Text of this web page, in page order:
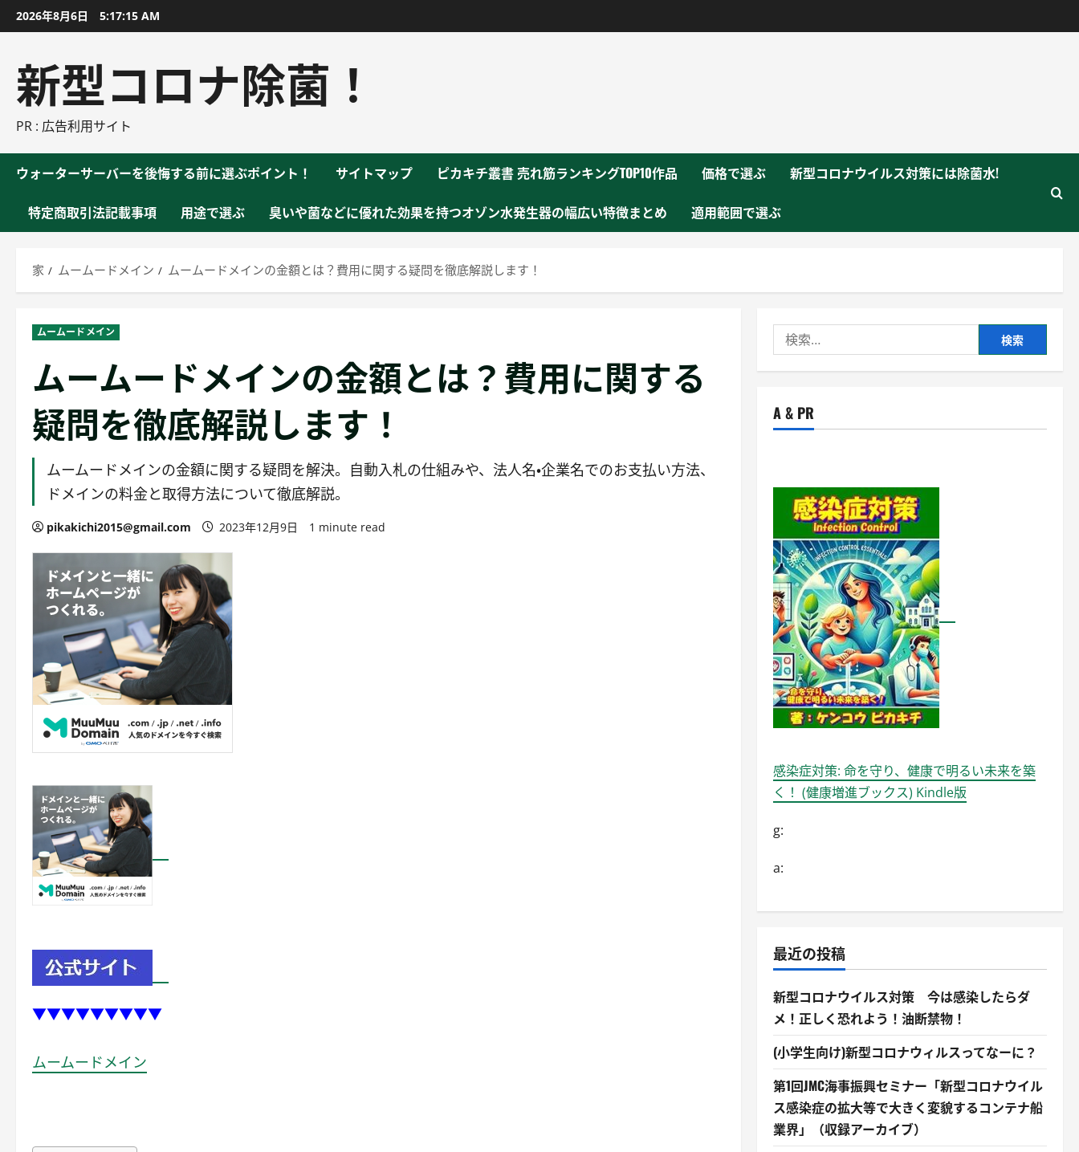
ン
2026年8月6日 5:17:15 AM
新型コロナ除菌！
PR : 広告利用サイト
ウォーターサーバーを後悔する前に選ぶポイント！ サイトマップ ピカキチ叢書 売れ筋ランキングTOP10作品 価格で選ぶ 新型コロナウイルス対策には除菌水!
特定商取引法記載事項 用途で選ぶ 臭いや菌などに優れた効果を持つオゾン水発生器の幅広い特徴まとめ 適用範囲で選ぶ
家 ムームードメイン ムームードメインの金額とは？費用に関する疑問を徹底解説します！
ムームードメイン
ムームードメインの金額とは？費用に関する
疑問を徹底解説します！
ムームードメインの金額に関する疑問を解決。自動入札の仕組みや、法人名・企業名でのお支払い方法、
ドメインの料金と取得方法について徹底解説。
pikakichi2015@gmail.com 2023年12月9日 1 minute read
▼▼▼▼▼▼▼▼▼
ムームードメイン
索:
A & PR
感染症対策: 命を守り、健康で明るい未来を築
く！ (健康増進ブックス) Kindle版
g:
a:
最近の投稿
新型コロナウイルス対策 今は感染したらダ
メ！正しく恐れよう！油断禁物！
(小学生向け)新型コロナウィルスってなーに？
第1回JMC海事振興セミナー「新型コロナウイル
ス感染症の拡大等で大きく変貌するコンテナ船
業界」（収録アーカイブ）